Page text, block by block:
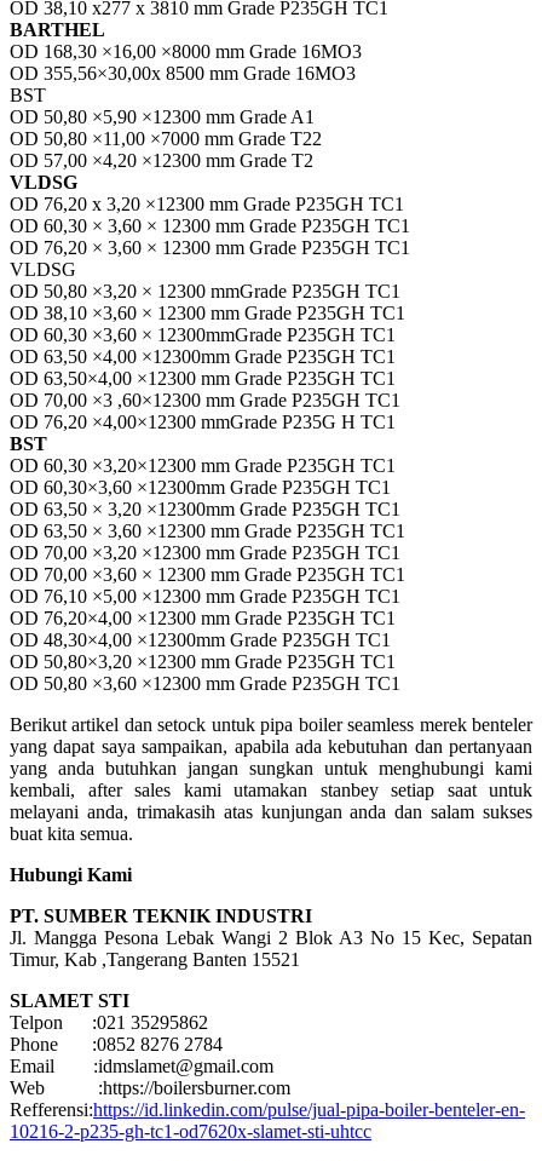
OD 38,10 x277 x 3810 mm Grade P235GH TC1
BARTHEL
OD 168,30 ×16,00 ×8000 mm Grade 16MO3
OD 355,56×30,00x 8500 mm Grade 16MO3
BST
OD 50,80 ×5,90 ×12300 mm Grade A1
OD 50,80 ×11,00 ×7000 mm Grade T22
OD 57,00 ×4,20 ×12300 mm Grade T2
VLDSG
OD 76,20 x 3,20 ×12300 mm Grade P235GH TC1
OD 60,30 × 3,60 × 12300 mm Grade P235GH TC1
OD 76,20 × 3,60 × 12300 mm Grade P235GH TC1
VLDSG
OD 50,80 ×3,20 × 12300 mmGrade P235GH TC1
OD 38,10 ×3,60 × 12300 mm Grade P235GH TC1
OD 60,30 ×3,60 × 12300mmGrade P235GH TC1
OD 63,50 ×4,00 ×12300mm Grade P235GH TC1
OD 63,50×4,00 ×12300 mm Grade P235GH TC1
OD 70,00 ×3 ,60×12300 mm Grade P235GH TC1
OD 76,20 ×4,00×12300 mmGrade P235G H TC1
BST
OD 60,30 ×3,20×12300 mm Grade P235GH TC1
OD 60,30×3,60 ×12300mm Grade P235GH TC1
OD 63,50 × 3,20 ×12300mm Grade P235GH TC1
OD 63,50 × 3,60 ×12300 mm Grade P235GH TC1
OD 70,00 ×3,20 ×12300 mm Grade P235GH TC1
OD 70,00 ×3,60 × 12300 mm Grade P235GH TC1
OD 76,10 ×5,00 ×12300 mm Grade P235GH TC1
OD 76,20×4,00 ×12300 mm Grade P235GH TC1
OD 48,30×4,00 ×12300mm Grade P235GH TC1
OD 50,80×3,20 ×12300 mm Grade P235GH TC1
OD 50,80 ×3,60 ×12300 mm Grade P235GH TC1
Berikut artikel dan setock untuk pipa boiler seamless merek benteler
yang dapat saya sampaikan, apabila ada kebutuhan dan pertanyaan
yang anda butuhkan jangan sungkan untuk menghubungi kami
kembali, after sales kami utamakan stanbey setiap saat untuk
melayani anda, trimakasih atas kunjungan anda dan salam sukses
buat kita semua.
Hubungi Kami
PT. SUMBER TEKNIK INDUSTRI
Jl. Mangga Pesona Lebak Wangi 2 Blok A3 No 15 Kec, Sepatan
Timur, Kab ,Tangerang Banten 15521
SLAMET STI
Telpon :021 35295862
Phone :0852 8276 2784
Email :idmslamet@gmail.com
Web :https://boilersburner.com
Refferensi:https://id.linkedin.com/pulse/jual-pipa-boiler-benteler-en-
10216-2-p235-gh-tc1-od7620x-slamet-sti-uhtcc